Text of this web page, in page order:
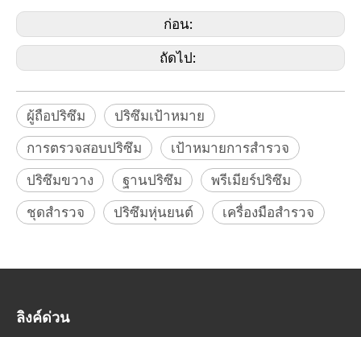
ก่อน:
ถัดไป:
ผู้ถือปริซึม
ปริซึมเป้าหมาย
การตรวจสอบปริซึม
เป้าหมายการสำรวจ
ปริซึมขวาง
ฐานปริซึม
พรีเมียร์ปริซึม
ชุดสำรวจ
ปริซึมหุ่นยนต์ เครื่องมือสำรวจ
ลิงค์ด่วน